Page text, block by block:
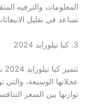
المعلومات والترفيه
تساعد في تقليل
3. كيا تيلورايد 2024
عجلاتها الوسيعة،
توازنها بين السعر